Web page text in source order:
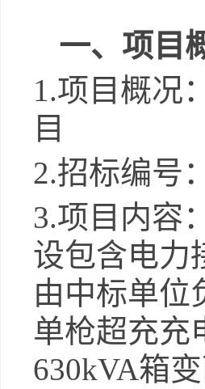
一、 项目
1.项目概况
目
2.招标编号
3.项目内容
设包含电力
由中标单位
单枪超充充
630kVA箱